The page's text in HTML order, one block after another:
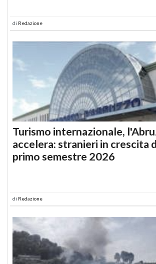
di Redazione
Turismo internazionale,
accelera: stranieri in crescita
primo semestre 2026
di Redazione